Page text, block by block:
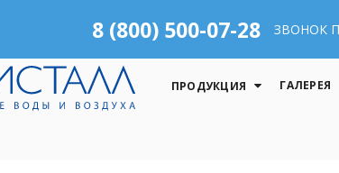
8 (800) 500-07-28 ЗВОНОК
ПРОДУКЦИЯ ГАЛЕРЕЯ